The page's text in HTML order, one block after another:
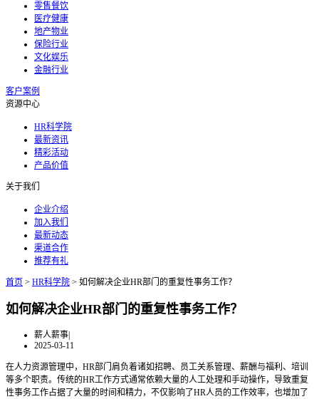
零售餐饮
医疗健康
地产物业
保险行业
文化娱乐
金融行业
客户案例
资源中心
HR科学院
最新资讯
精彩活动
产品价值
关于我们
企业介绍
加入我们
最新动态
渠道合作
推荐有礼
首页 > HR科学院 > 如何解决企业HR部门的重复性事务工作？
如何解决企业HR部门的重复性事务工作？
薪人薪事|
2025-03-11
在人力资源管理中， HR部门肩负着诸如招聘、员工关系管理、薪酬与福利、培训
等多个职责。传统的HR工作方式通常依赖大量的人工处理和手动操作，导致重复
性事务工作占据了大量的时间和精力，不仅影响了HR人员的工作效率，也增加了